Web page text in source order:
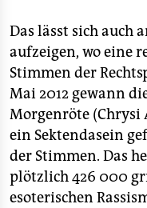
Das lässt sich auch
aufzeigen, wo eine
Stimmen der
Mai 2012 gewann
Morgenröte (Chrysi
ein Sektendasein
der Stimmen. Das
plötzlich 426 000
esoterischen